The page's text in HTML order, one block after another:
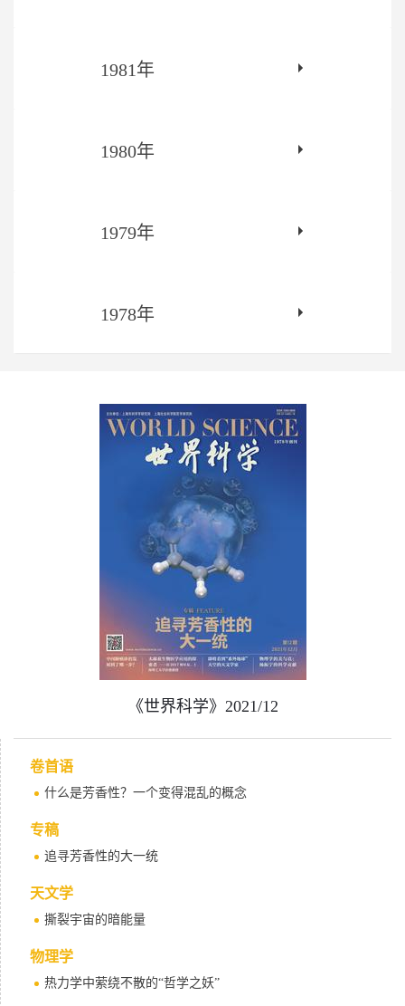
1981年
1980年
1979年
1978年
《世界科学》2021/12
卷首语
什么是芳香性？一个变得混乱的概念
专稿
追寻芳香性的大一统
天文学
撕裂宇宙的暗能量
物理学
热力学中萦绕不散的“哲学之妖”